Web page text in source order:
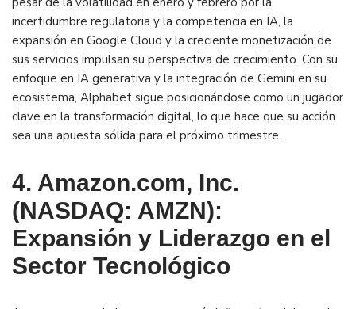
incertidumbre regulatoria y la competencia en IA, la
expansión en Google Cloud y la creciente monetización de
sus servicios impulsan su perspectiva de crecimiento. Con su
enfoque en IA generativa y la integración de Gemini en su
ecosistema, Alphabet sigue posicionándose como un jugador
clave en la transformación digital, lo que hace que su acción
sea una apuesta sólida para el próximo trimestre.
4. Amazon.com, Inc.
(NASDAQ: AMZN):
Expansión y Liderazgo en el
Sector Tecnológico